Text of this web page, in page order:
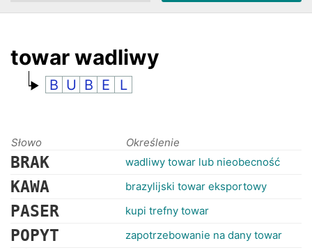
RANKINGI
towar wadliwy
B U B E L
Słowo Określenie
BRAK wadliwy towar lub nieobecność
KAWA brazylijski towar eksportowy
PASER kupi trefny towar
POPYT zapotrzebowanie na dany towar